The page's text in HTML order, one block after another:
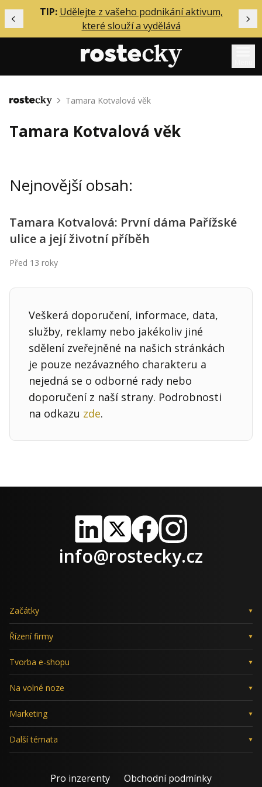
Předchozí
TIP: Udělejte z vašeho podnikání aktivum,
které slouží a vydělává
Mentoring
Solo
Inzerce
Přihlášení
Kontakt
Obchodní podmínky
Hledaná fráze Hledat
Domů Tamara Kotvalová věk
Tamara Kotvalová věk
Nejnovější obsah:
Tamara Kotvalová: První dáma Pařížské
ulice a její životní příběh
Před 13 roky
Veškerá doporučení, informace, data,
služby, reklamy nebo jakékoliv jiné
sdělení zveřejněné na našich stránkách
je pouze nezávazného charakteru a
nejedná se o odborné rady nebo
doporučení z naší strany. Podrobnosti
na odkazu zde.
LinkedIn
X FacebookInstagram
info@rostecky.cz
Začátky
Řízení firmy
Tvorba e-shopu
Na volné noze
Marketing
Další témata
Pro inzerenty Obchodní podmínky